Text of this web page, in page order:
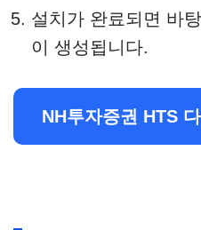
설치가 완료되면 바
이 생성됩니다.
NH투자증권 HTS